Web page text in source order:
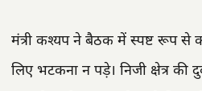
मंत्री कश्यप ने बैठक में स्पष्ट रूप से
लिए भटकना न पड़े। निजी क्षेत्र की